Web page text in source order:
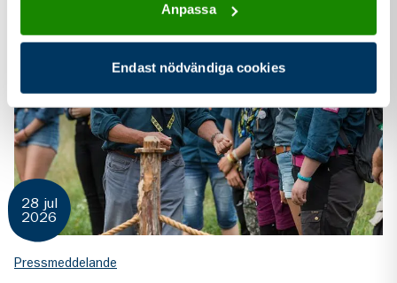
Anpassa
Endast nödvändiga cookies
28 jul
2026
Pressmeddelande